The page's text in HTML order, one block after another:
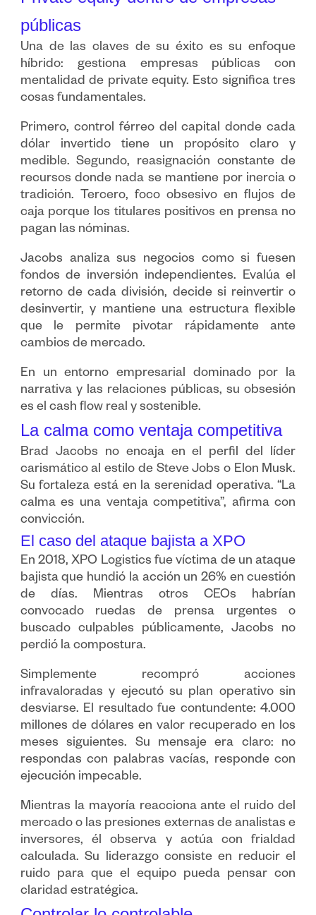
públicas
Una de las claves de su éxito es su enfoque
híbrido: gestiona empresas públicas con
mentalidad de private equity. Esto significa tres
cosas fundamentales.
Primero, control férreo del capital donde cada
dólar invertido tiene un propósito claro y
medible. Segundo, reasignación constante de
recursos donde nada se mantiene por inercia o
tradición. Tercero, foco obsesivo en flujos de
caja porque los titulares positivos en prensa no
pagan las nóminas.
Jacobs analiza sus negocios como si fuesen
fondos de inversión independientes. Evalúa el
retorno de cada división, decide si reinvertir o
desinvertir, y mantiene una estructura flexible
que le permite pivotar rápidamente ante
cambios de mercado.
En un entorno empresarial dominado por la
narrativa y las relaciones públicas, su obsesión
es el cash flow real y sostenible.
La calma como ventaja competitiva
Brad Jacobs no encaja en el perfil del líder
carismático al estilo de Steve Jobs o Elon Musk.
Su fortaleza está en la serenidad operativa. “La
calma es una ventaja competitiva”, afirma con
convicción.
El caso del ataque bajista a XPO
En 2018, XPO Logistics fue víctima de un ataque
bajista que hundió la acción un 26% en cuestión
de días. Mientras otros CEOs habrían
convocado ruedas de prensa urgentes o
buscado culpables públicamente, Jacobs no
perdió la compostura.
Simplemente recompró acciones
infravaloradas y ejecutó su plan operativo sin
desviarse. El resultado fue contundente: 4.000
millones de dólares en valor recuperado en los
meses siguientes. Su mensaje era claro: no
respondas con palabras vacías, responde con
ejecución impecable.
Mientras la mayoría reacciona ante el ruido del
mercado o las presiones externas de analistas e
inversores, él observa y actúa con frialdad
calculada. Su liderazgo consiste en reducir el
ruido para que el equipo pueda pensar con
claridad estratégica.